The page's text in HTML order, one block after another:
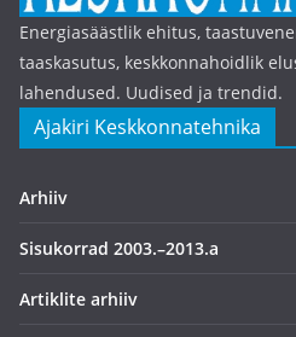
Energiasäästlik ehitus,
taaskasutus, keskkonnahoidlik
lahendused. Uudised ja trendid.
Ajakiri Keskkonnatehnika
Arhiiv
Sisukorrad 2003.–2013.a
Artiklite arhiiv